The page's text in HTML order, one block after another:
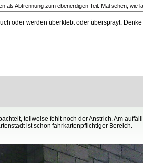
Abtrennung zum ebenerdigen Teil. Mal sehen, wie
oder werden überklebt oder übersprayt.
teilweise fehlt noch der Anstrich. Am
ist schon fahrkartenpflichtiger Bereich.